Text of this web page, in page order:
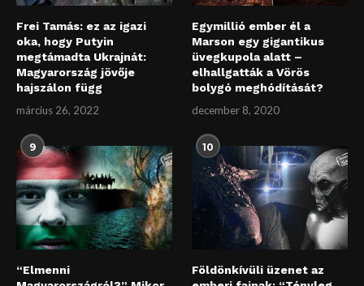
Frei Tamás: ez az igazi
oka, hogy Putyin
megtámadta Ukrajnát:
Magyarország jövője
hajszálon függ
március 26, 2022
Egymillió ember él a
Marson egy gigantikus
üvegkupola alatt –
elhallgatták a Vörös
bolygó meghódítását?
december 8, 2020
9
“Elmenni
10
Földönkívüli üzenet az